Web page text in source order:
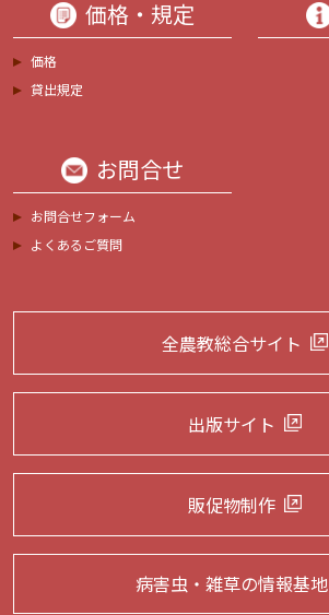
価格・規定
価格
貸出規定
お問合せ
お問合せフォーム
よくあるご質問
全農教総合サイト
出版サイト
販促物制作
病害虫・雑草の情報基地